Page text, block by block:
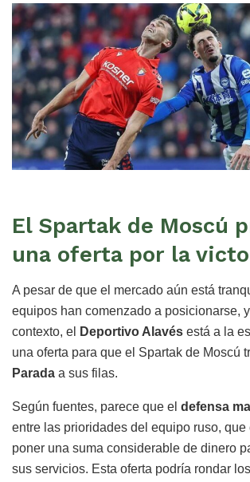
El Spartak de Moscú
una oferta por la
A pesar de que el mercado aún está
equipos han comenzado a posicionarse,
contexto, el
Deportivo Alavés está a la
una oferta para que el Spartak de Moscú
Parada a sus filas.
Según fuentes, parece que el defensa
entre las prioridades del equipo ruso, que
poner una suma considerable de dinero
sus servicios. Esta oferta podría rondar los